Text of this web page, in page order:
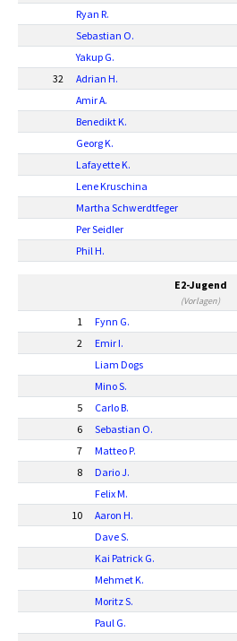
Ryan R.
Sebastian O.
Yakup G.
32
Adrian H.
Amir A.
Benedikt K.
Georg K.
Lafayette K.
Lene Kruschina
Martha Schwerdtfeger
Per Seidler
Phil H.
E2-Jugend
(Vorlagen)
1 Fynn G.
2
Emir I.
Liam Dogs
Mino S.
5
Carlo B.
6
Sebastian O.
7
Matteo P.
8
Dario J.
Felix M.
10
Aaron H.
Dave S.
Kai Patrick G.
Mehmet K.
Moritz S.
Paul G.